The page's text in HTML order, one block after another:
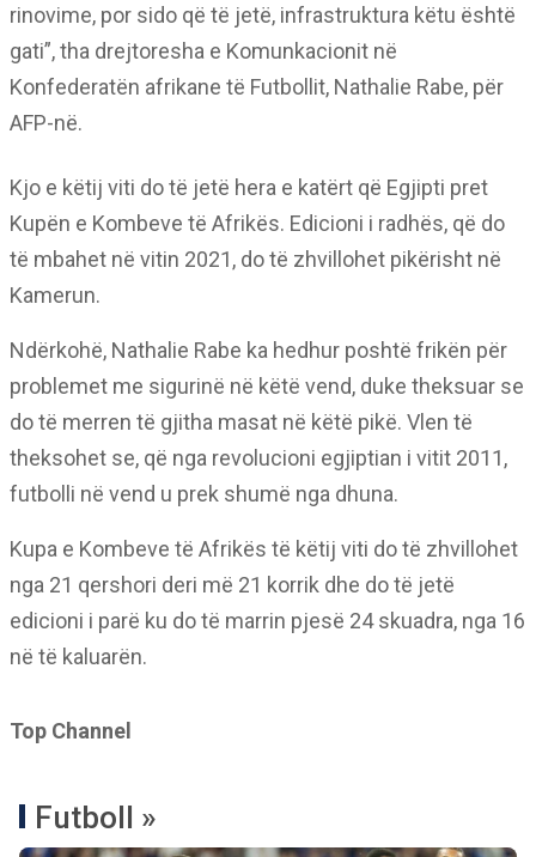
rinovime, por sido që të jetë, infrastruktura këtu është
gati”, tha drejtoresha e Komunkacionit në
Konfederatën afrikane të Futbollit, Nathalie Rabe, për
AFP-në.
Kjo e këtij viti do të jetë hera e katërt që Egjipti pret
Kupën e Kombeve të Afrikës. Edicioni i radhës, që do
të mbahet në vitin 2021, do të zhvillohet pikërisht në
Kamerun.
Ndërkohë, Nathalie Rabe ka hedhur poshtë frikën për
problemet me sigurinë në këtë vend, duke theksuar se
do të merren të gjitha masat në këtë pikë. Vlen të
theksohet se, që nga revolucioni egjiptian i vitit 2011,
futbolli në vend u prek shumë nga dhuna.
Kupa e Kombeve të Afrikës të këtij viti do të zhvillohet
nga 21 qershori deri më 21 korrik dhe do të jetë
edicioni i parë ku do të marrin pjesë 24 skuadra, nga 16
në të kaluarën.
Top Channel
Futboll »